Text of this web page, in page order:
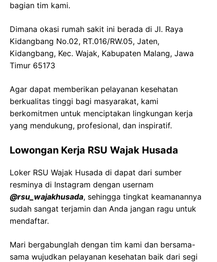
bagian tim kami.
Dimana okasi rumah sakit ini berada di Jl. Raya
Kidangbang No.02, RT.016/RW.05, Jaten,
Kidangbang, Kec. Wajak, Kabupaten Malang, Jawa
Timur 65173
Agar dapat memberikan pelayanan kesehatan
berkualitas tinggi bagi masyarakat, kami
berkomitmen untuk menciptakan lingkungan kerja
yang mendukung, profesional, dan inspiratif.
Lowongan Kerja RSU Wajak Husada
Loker RSU Wajak Husada di dapat dari sumber
resminya di Instagram dengan usernam
@rsu_wajakhusada, sehingga tingkat keamanannya
sudah sangat terjamin dan Anda jangan ragu untuk
mendaftar.
Mari bergabunglah dengan tim kami dan bersama-
sama wujudkan pelayanan kesehatan baik dari segi